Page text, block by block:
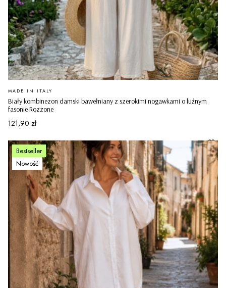
Biały kombinezon damski bawełniany z szerokimi nogawkami o luźnym
fasonie Rozzone
PRODUCENT
MADE IN ITALY
Cena
121,90 zł
Bestseller
Nowość